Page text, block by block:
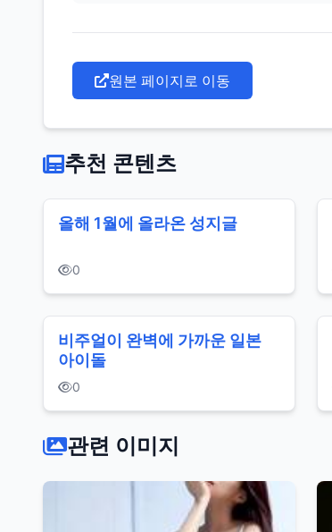
원본 페이지로 이동
추천 콘텐츠
올해 1월에 올라온 성지글
0
비주얼이 완벽에 가까운 일본
아이돌
0
관련 이미지